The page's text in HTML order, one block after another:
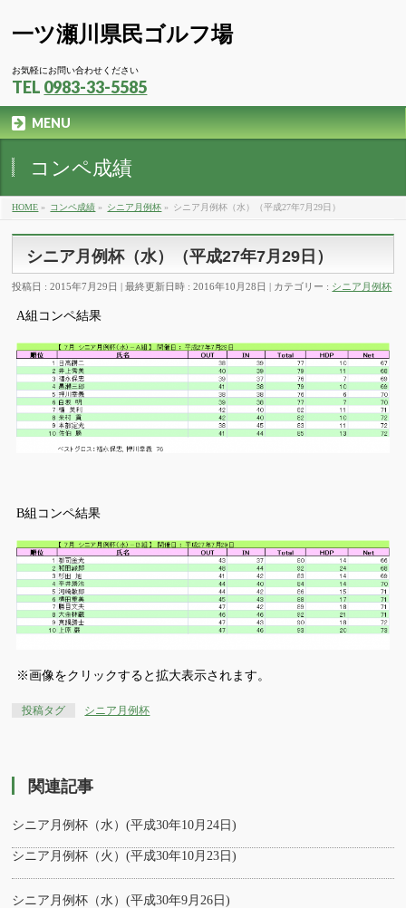
一ツ瀬川県民ゴルフ場
お気軽にお問い合わせください
TEL 0983-33-5585
MENU
コンペ成績
HOME » コンペ成績 » シニア月例杯 » シニア月例杯（水）（平成27年7月29日）
シニア月例杯（水）（平成27年7月29日）
投稿日 : 2015年7月29日 最終更新日時 : 2016年10月28日 カテゴリー : シニア月例杯
A組コンペ結果
B組コンペ結果
※画像をクリックすると拡大表示されます。
投稿タグ シニア月例杯
関連記事
シニア月例杯（水）(平成30年10月24日)
シニア月例杯（火）(平成30年10月23日)
シニア月例杯（水）(平成30年9月26日)